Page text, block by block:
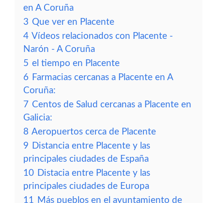
en A Coruña
3 Que ver en Placente
4 Vídeos relacionados con Placente -
Narón - A Coruña
5 el tiempo en Placente
6 Farmacias cercanas a Placente en A
Coruña:
7 Centos de Salud cercanas a Placente en
Galicia:
8 Aeropuertos cerca de Placente
9 Distancia entre Placente y las
principales ciudades de España
10 Distacia entre Placente y las
principales ciudades de Europa
11 Más pueblos en el ayuntamiento de